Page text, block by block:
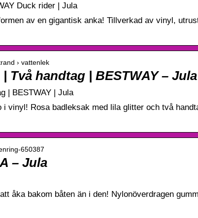
Duck rider | Jula
av en gigantisk anka! Tillverkad av vinyl,
› vattenlek
Två handtag | BESTWAY – Jula
| BESTWAY | Jula
i vinyl! Rosa badleksak med lila glitter och två
650387
– Jula
åka bakom båten än i den! Nylonöverdragen